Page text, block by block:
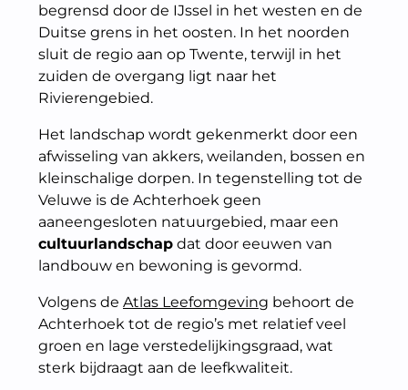
begrensd door de IJssel in het westen en de
Duitse grens in het oosten. In het noorden
sluit de regio aan op Twente, terwijl in het
zuiden de overgang ligt naar het
Rivierengebied.
Het landschap wordt gekenmerkt door een
afwisseling van akkers, weilanden, bossen en
kleinschalige dorpen. In tegenstelling tot de
Veluwe is de Achterhoek geen
aaneengesloten natuurgebied, maar een
cultuurlandschap dat door eeuwen van
landbouw en bewoning is gevormd.
Volgens de Atlas Leefomgeving behoort de
Achterhoek tot de regio’s met relatief veel
groen en lage verstedelijkingsgraad, wat
sterk bijdraagt aan de leefkwaliteit.